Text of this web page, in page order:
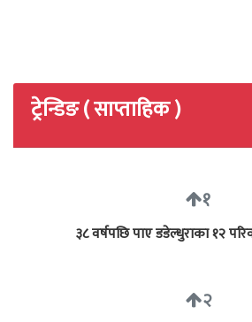
ट्रेन्डिङ ( साप्ताहिक )
१
३८ वर्षपछि पाए डडेल्धुराका १२
२